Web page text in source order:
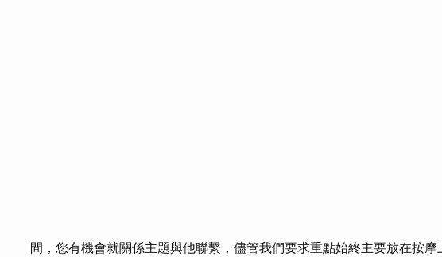
間，您有機會就關係主題與他聯繫，儘管我們要求重點始終主要放在按